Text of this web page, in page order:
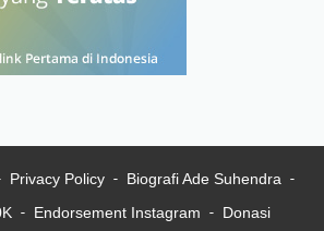
Privacy Policy
Biografi Ade Suhendra
Endorsement Instagram Donasi